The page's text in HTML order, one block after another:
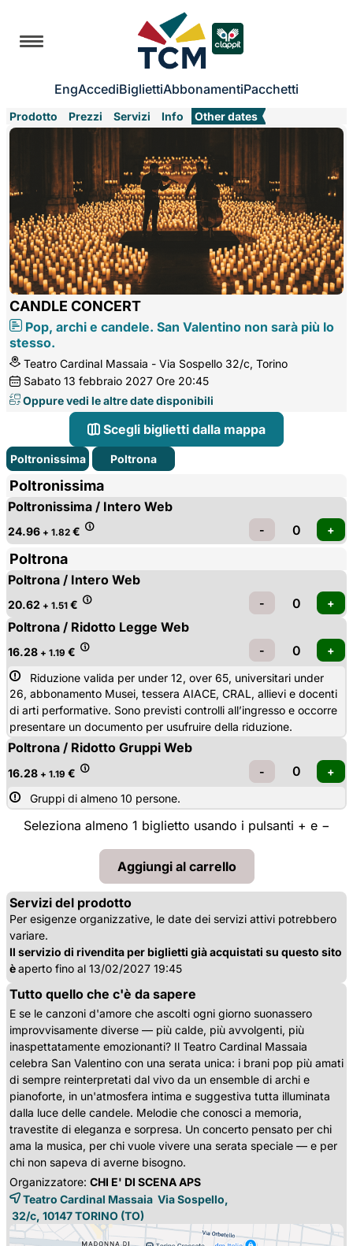
EngAccediBigliettiAbbonamentiPacchetti
Prodotto Prezzi Servizi Info Other dates
CANDLE CONCERT
Pop, archi e candele. San Valentino non sarà più lo
stesso.
Teatro Cardinal Massaia - Via Sospello 32/c, Torino
Sabato 13 febbraio 2027 Ore 20:45
Oppure vedi le altre date disponibili
Scegli biglietti dalla mappa
Poltronissima Poltrona
Poltronissima
Poltronissima / Intero Web
24.96 + 1.82 €
Poltrona
Poltrona / Intero Web
20.62 + 1.51 €
Poltrona / Ridotto Legge Web
16.28 + 1.19 €
Riduzione valida per under 12, over 65, universitari under
26, abbonamento Musei, tessera AIACE, CRAL, allievi e docenti
di arti performative. Sono previsti controlli all’ingresso e occorre
presentare un documento per usufruire della riduzione.
Poltrona / Ridotto Gruppi Web
16.28 + 1.19 €
Gruppi di almeno 10 persone.
Seleziona almeno 1 biglietto usando i pulsanti + e −
Servizi del prodotto
Per esigenze organizzative, le date dei servizi attivi potrebbero
variare.
Il servizio di rivendita per biglietti già acquistati su questo sito
èaperto fino al 13/02/2027 19:45
Tutto quello che c'è da sapere
E se le canzoni d'amore che ascolti ogni giorno suonassero
improvvisamente diverse — più calde, più avvolgenti, più
inaspettatamente emozionanti? Il Teatro Cardinal Massaia
celebra San Valentino con una serata unica: i brani pop più amati
di sempre reinterpretati dal vivo da un ensemble di archi e
pianoforte, in un'atmosfera intima e suggestiva tutta illuminata
dalla luce delle candele. Melodie che conosci a memoria,
travestite di eleganza e sorpresa. Un concerto pensato per chi
ama la musica, per chi vuole vivere una serata speciale — e per
chi non sapeva di averne bisogno.
Organizzatore: CHI E' DI SCENA APS
Teatro Cardinal Massaia Via Sospello,
32/c, 10147 TORINO (TO)